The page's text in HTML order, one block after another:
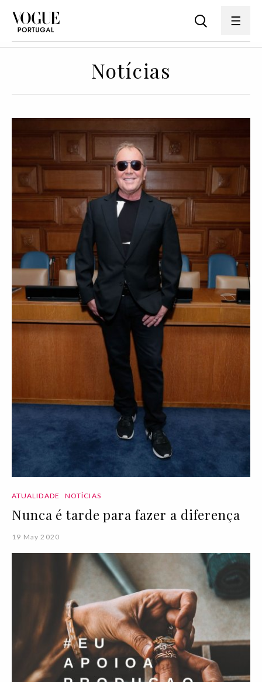
Notícias
ATUALIDADE NOTÍCIAS
Nunca é tarde para fazer a diferença
19 May 2020